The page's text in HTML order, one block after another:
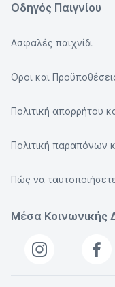
Οδηγός Παιγνίου
Ασφαλές παιχνίδι
Οροι και
Πολιτική απορρήτου
Πολιτική παραπόνων
Πώς να
Μέσα Κοινωνικής